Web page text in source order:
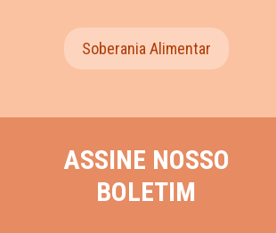
Soberania Alimentar
ASSINE NOSSO
BOLETIM